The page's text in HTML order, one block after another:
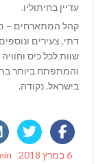
עדיין בחיתוליו.
קהל המתארחים –
דתי, צעירים
שוות לכל כיס
והמתפתח ביותר
בישראל. נקודה.
Posted
6 במרץ 2018